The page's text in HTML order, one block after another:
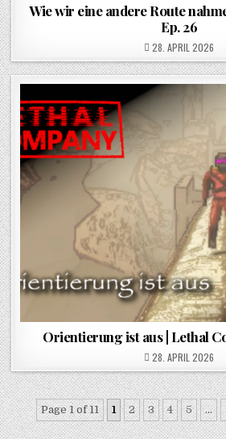
Wie wir eine andere Route
Ep. 26
POSTED ON
28. APRIL 2026
Orientierung ist aus | Lethal
POSTED ON
28. APRIL 2026
Page 1 of 11 1 2 3 4 5 ...